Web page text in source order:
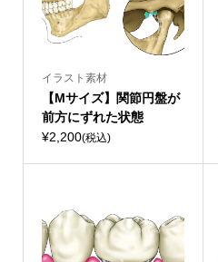
イラスト素材
【Mサイズ】関節円盤が
前方にずれた状態
¥2,200(税込)